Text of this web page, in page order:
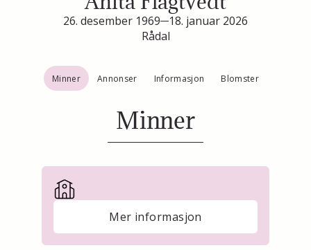
26. desember 1969
18. januar 2026
Rådal
Minner Annonser Informasjon Blomster
Minner
Mer informasjon